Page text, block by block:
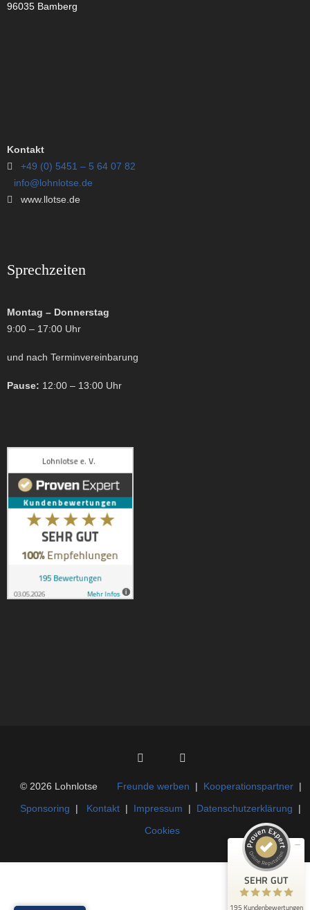
96035 Bamberg
Kontakt
+49 (0) 5451 – 5 64 07 82
info@lohnlotse.de
www.llotse.de
Sprechzeiten
Montag – Donnerstag
9:00 – 17:00 Uhr
und nach Terminvereinbarung
Pause: 12:00 – 13:00 Uhr
© 2026 Lohnlotse Freunde werben | Kooperationspartner|
Sponsoring | Kontakt | Impressum | Datenschutzerklärung |
Cookies
SEHR GUT
195 Kundenbewertungen
100%
ProvenExpert.com
SEHR GUT
4,92 / 5,00
106
Bewertungen auf
ProvenExpert.com
Bewertungen von 2
Blick aufs ProvenExpert-Profil werfen